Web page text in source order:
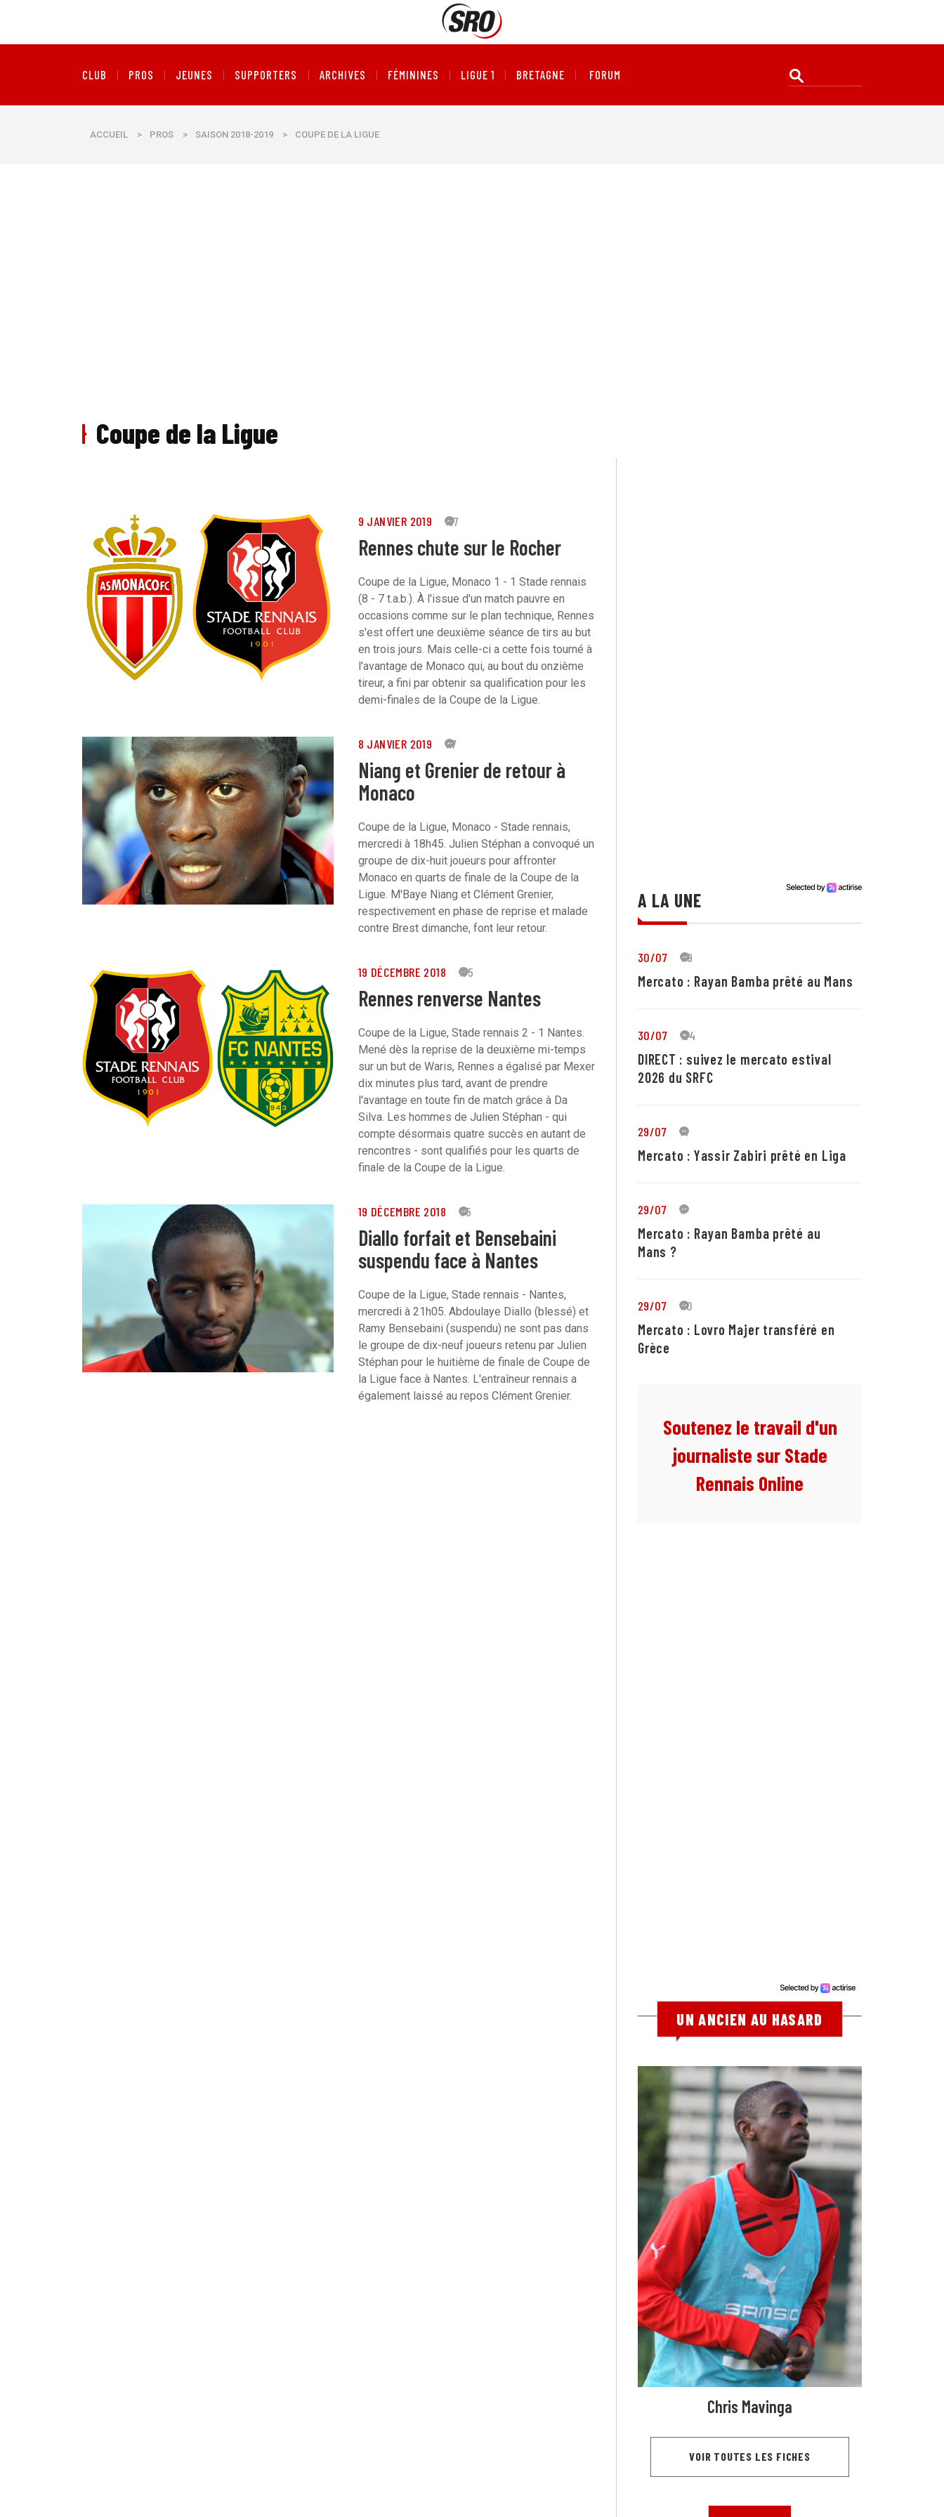
CLUB PROS JEUNES SUPPORTERS ARCHIVES FÉMININES LIGUE 1 BRETAGNE FORUM
ACCUEIL > PROS > SAISON 2018-2019 > COUPE DE LA LIGUE
Coupe de la Ligue
9 JANVIER 2019 87
Rennes chute sur le Rocher
Coupe de la Ligue, Monaco 1 - 1 Stade rennais
(8 - 7 t.a.b.). À l'issue d'un match pauvre en
occasions comme sur le plan technique, Rennes
s'est offert une deuxième séance de tirs au but
en trois jours. Mais celle-ci a cette fois tourné à
l'avantage de Monaco qui, au bout du onzième
tireur, a fini par obtenir sa qualification pour les
demi-finales de la Coupe de la Ligue.
8 JANVIER 2019 17
Niang et Grenier de retour à
Monaco
Coupe de la Ligue, Monaco - Stade rennais,
mercredi à 18h45. Julien Stéphan a convoqué un
groupe de dix-huit joueurs pour affronter
Monaco en quarts de finale de la Coupe de la
Ligue. M'Baye Niang et Clément Grenier,
respectivement en phase de reprise et malade
contre Brest dimanche, font leur retour.
19 DÉCEMBRE 2018 65
Rennes renverse Nantes
Coupe de la Ligue, Stade rennais 2 - 1 Nantes.
Mené dès la reprise de la deuxième mi-temps
sur un but de Waris, Rennes a égalisé par Mexer
dix minutes plus tard, avant de prendre
l'avantage en toute fin de match grâce à Da
Silva. Les hommes de Julien Stéphan - qui
compte désormais quatre succès en autant de
rencontres - sont qualifiés pour les quarts de
finale de la Coupe de la Ligue.
19 DÉCEMBRE 2018 15
Diallo forfait et Bensebaini
suspendu face à Nantes
Coupe de la Ligue, Stade rennais - Nantes,
mercredi à 21h05. Abdoulaye Diallo (blessé) et
Ramy Bensebaini (suspendu) ne sont pas dans
le groupe de dix-neuf joueurs retenu par Julien
Stéphan pour le huitième de finale de Coupe de
la Ligue face à Nantes. L'entraîneur rennais a
également laissé au repos Clément Grenier.
A LA UNE
30/07 19
Mercato : Rayan Bamba prêté au Mans
30/07 24
DIRECT : suivez le mercato estival
2026 du SRFC
29/07 4
Mercato : Yassir Zabiri prêté en Liga
29/07 1
Mercato : Rayan Bamba prêté au
Mans ?
29/07 10
Mercato : Lovro Majer transféré en
Grèce
Soutenez le travail d'un
journaliste sur Stade
Rennais Online
UN ANCIEN AU HASARD
Chris Mavinga
VOIR TOUTES LES FICHES